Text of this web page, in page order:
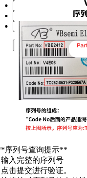
提交
序列号查询提示**
输入完整的序列号
点击提交进行验证。